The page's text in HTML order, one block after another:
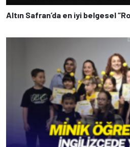
Altın Safran’da en iyi belgesel